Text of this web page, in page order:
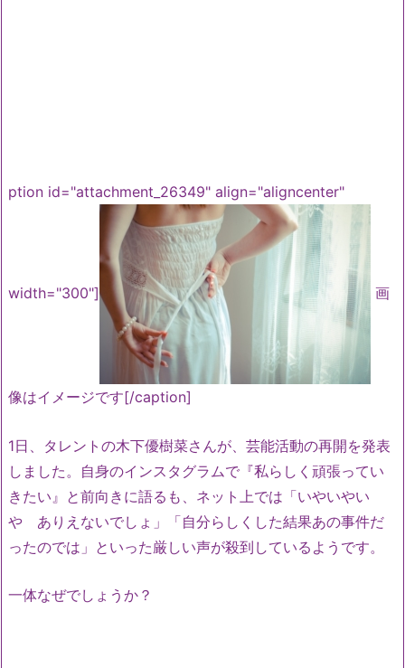
ption id="attachment_26349" align="aligncenter"
width="300"] 画
像はイメージです[/caption]
1日、タレントの木下優樹菜さんが、芸能活動の再開を発表
しました。自身のインスタグラムで『私らしく頑張ってい
きたい』と前向きに語るも、ネット上では「いやいやい
や ありえないでしょ」「自分らしくした結果あの事件だ
ったのでは」といった厳しい声が殺到しているようです。
一体なぜでしょうか？